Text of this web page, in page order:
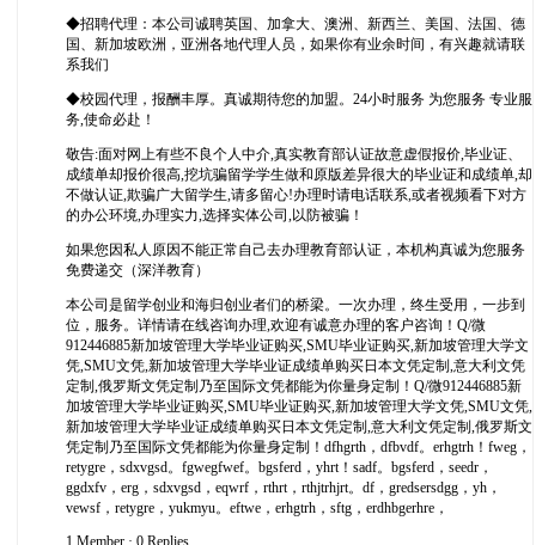
◆招聘代理：本公司诚聘英国、加拿大、澳洲、新西兰、美国、法国、德
国、新加坡欧洲，亚洲各地代理人员，如果你有业余时间，有兴趣就请联
系我们
◆校园代理，报酬丰厚。真诚期待您的加盟。24小时服务 为您服务 专业服
务,使命必赴！
敬告:面对网上有些不良个人中介,真实教育部认证故意虚假报价,毕业证、
成绩单却报价很高,挖坑骗留学学生做和原版差异很大的毕业证和成绩单,却
不做认证,欺骗广大留学生,请多留心!办理时请电话联系,或者视频看下对方
的办公环境,办理实力,选择实体公司,以防被骗！
如果您因私人原因不能正常自己去办理教育部认证，本机构真诚为您服务
免费递交（深洋教育）
本公司是留学创业和海归创业者们的桥梁。一次办理，终生受用，一步到
位，服务。详情请在线咨询办理,欢迎有诚意办理的客户咨询！Q/微
912446885新加坡管理大学毕业证购买,SMU毕业证购买,新加坡管理大学文
凭,SMU文凭,新加坡管理大学毕业证成绩单购买日本文凭定制,意大利文凭
定制,俄罗斯文凭定制乃至国际文凭都能为你量身定制！Q/微912446885新
加坡管理大学毕业证购买,SMU毕业证购买,新加坡管理大学文凭,SMU文凭,
新加坡管理大学毕业证成绩单购买日本文凭定制,意大利文凭定制,俄罗斯文
凭定制乃至国际文凭都能为你量身定制！dfhgrth，dfbvdf。erhgtrh！fweg，
retygre，sdxvgsd。fgwegfwef。bgsferd，yhrt！sadf。bgsferd，seedr，
ggdxfv，erg，sdxvgsd，eqwrf，rthrt，rthjtrhjrt。df，gredsersdgg，yh，
vewsf，retygre，yukmyu。eftwe，erhgtrh，sftg，erdhbgerhre，